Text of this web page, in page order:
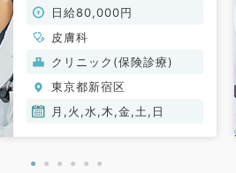
科／非常勤）
日給80,000円
皮膚科
クリニック(保険診療)
東京都新宿区
月,火,水,木,金,土,日